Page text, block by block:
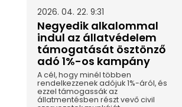
2026. 04. 22. 9:31
Negyedik alkalommal
indul az állatvédelem
támogatását ösztönző
adó 1%-os kampány
A cél, hogy minél többen
rendelkezzenek adójuk 1%-áról, és
ezzel támogassák az
állatmentésben részt vevő civil